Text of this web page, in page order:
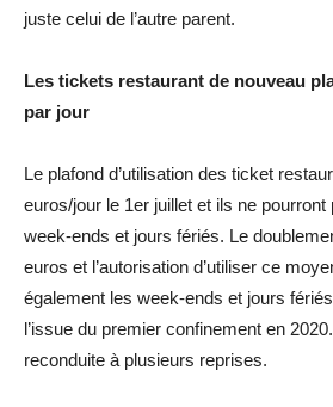
juste celui de l’autre parent.
Les tickets restaurant de nouveau
par jour
Le plafond d’utilisation des ticket
euros/jour le 1er juillet et ils ne
week-ends et jours fériés. Le
euros et l’autorisation d’utiliser ce
également les week-ends et jours
l’issue du premier confinement en
reconduite à plusieurs reprises.